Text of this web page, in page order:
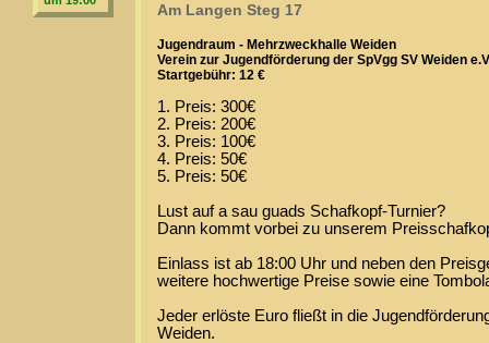
Am Langen Steg 17
Jugendraum - Mehrzweckhalle Weiden
Verein zur Jugendförderung der SpVgg SV Weiden
Startgebühr: 12 €
1. Preis: 300€
2. Preis: 200€
3. Preis: 100€
4. Preis: 50€
5. Preis: 50€
Lust auf a sau guads Schafkopf-Turnier?
Dann kommt vorbei zu unserem
Einlass ist ab 18:00 Uhr und neben den
weitere hochwertige Preise sowie eine
Jeder erlöste Euro fließt in die
Weiden.